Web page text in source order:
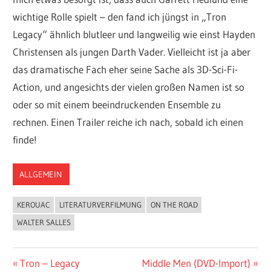
wichtige Rolle spielt – den fand ich jüngst in „Tron
Legacy“ ähnlich blutleer und langweilig wie einst Hayden
Christensen als jungen Darth Vader. Vielleicht ist ja aber
das dramatische Fach eher seine Sache als 3D-Sci-Fi-
Action, und angesichts der vielen großen Namen ist so
oder so mit einem beeindruckenden Ensemble zu
rechnen. Einen Trailer reiche ich nach, sobald ich einen
finde!
ALLGEMEIN
KEROUAC LITERATURVERFILMUNG
ON THE ROAD
WALTER SALLES
Beitragsnavigation
Vorheriger
Tron – Legacy
Nächster
Middle Men (DVD-Import)